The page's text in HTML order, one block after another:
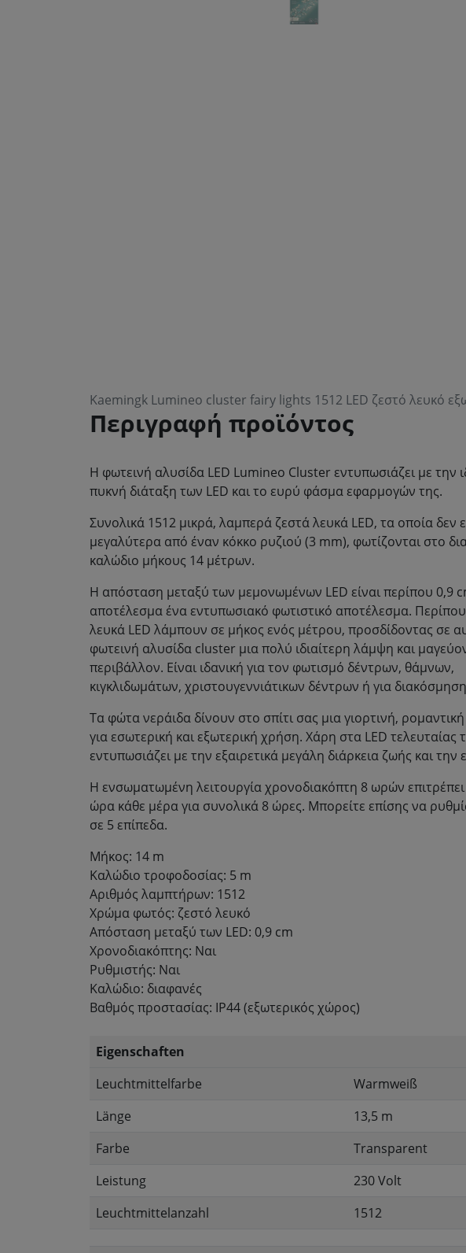
Kaemingk Lumineo cluster fairy lights 1512 LED ζεστό λευκό
Περιγραφή προϊόντος
Η φωτεινή αλυσίδα LED Lumineo Cluster εντυπωσιάζει με την
πυκνή διάταξη των LED και το ευρύ φάσμα εφαρμογών της.
Συνολικά 1512 μικρά, λαμπερά ζεστά λευκά LED, τα οποία δεν
μεγαλύτερα από έναν κόκκο ρυζιού (3 mm), φωτίζονται στο
καλώδιο μήκους 14 μέτρων.
Η απόσταση μεταξύ των μεμονωμένων LED είναι περίπου 0,9
αποτέλεσμα ένα εντυπωσιακό φωτιστικό αποτέλεσμα.
λευκά LED λάμπουν σε μήκος ενός μέτρου, προσδίδοντας σε
φωτεινή αλυσίδα cluster μια πολύ ιδιαίτερη λάμψη και
περιβάλλον. Είναι ιδανική για τον φωτισμό δέντρων, θάμνων,
κιγκλιδωμάτων, χριστουγεννιάτικων δέντρων ή για
Τα φώτα νεράιδα δίνουν στο σπίτι σας μια γιορτινή,
για εσωτερική και εξωτερική χρήση. Χάρη στα LED
εντυπωσιάζει με την εξαιρετικά μεγάλη διάρκεια ζωής και
Η ενσωματωμένη λειτουργία χρονοδιακόπτη 8 ωρών
ώρα κάθε μέρα για συνολικά 8 ώρες. Μπορείτε επίσης να
σε 5 επίπεδα.
Μήκος: 14 m
Καλώδιο τροφοδοσίας: 5 m
Αριθμός λαμπτήρων: 1512
Χρώμα φωτός: ζεστό λευκό
Απόσταση μεταξύ των LED: 0,9 cm
Χρονοδιακόπτης: Ναι
Ρυθμιστής: Ναι
Καλώδιο: διαφανές
Βαθμός προστασίας: IP44 (εξωτερικός χώρος)
Eigenschaften
Leuchtmittelfarbe
Warmweiß
Länge
13,5 m
Farbe
Transparent
Leistung
230 Volt
Leuchtmittelanzahl
1512